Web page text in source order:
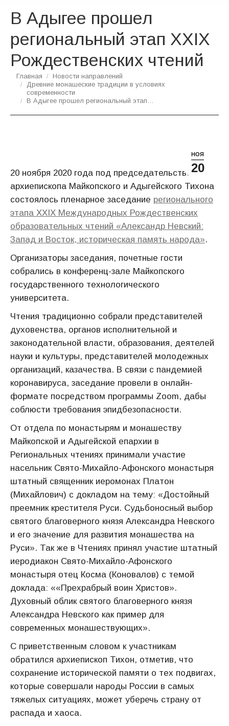
В Адыгее прошел
региональный этап XXIX
Рождественских чтений
Вы здесь:
Главная
Новости направлений
Древние монашеские традиции в условиях
современности
В Адыгее прошел региональный этап…
НОЯ
20
20 ноября 2020 года под председательством
архиепископа Майкопского и Адыгейского Тихона
состоялось пленарное заседание регионального
этапа XXIX Международных Рождественских
образовательных чтений «Александр Невский:
Запад и Восток, историческая память народа».
Организаторы заседания, почетные гости
собрались в конференц-зале Майкопского
государственного технологического
университета.
Чтения традиционно собрали представителей
духовенства, органов исполнительной и
законодательной власти, образования, деятелей
науки и культуры, представителей молодежных
организаций, казачества. В связи с пандемией
коронавируса, заседание провели в онлайн-
формате посредством программы Zoom, дабы
соблюсти требования эпидбезопасности.
От отдела по монастырям и монашеству
Майкопской и Адыгейской епархии в
Региональных чтениях принимали участие
насельник Свято-Михайло-Афонского монастыря
штатный священник иеромонах Платон
(Михайлович) с докладом на тему: «Достойный
преемник крестителя Руси. Судьбоносный выбор
святого благоверного князя Александра Невского
и его значение для развития монашества на
Руси». Так же в Чтениях принял участие штатный
иеродиакон Свято-Михайло-Афонского
монастыря отец Косма (Коновалов) с темой
доклада: ««Прехрабрый воин Христов».
Духовный облик святого благоверного князя
Александра Невского как пример для
современных монашествующих».
С приветственным словом к участникам
обратился архиепископ Тихон, отметив, что
сохранение исторической памяти о тех подвигах,
которые совершали народы России в самых
тяжелых ситуациях, может уберечь страну от
распада и хаоса.